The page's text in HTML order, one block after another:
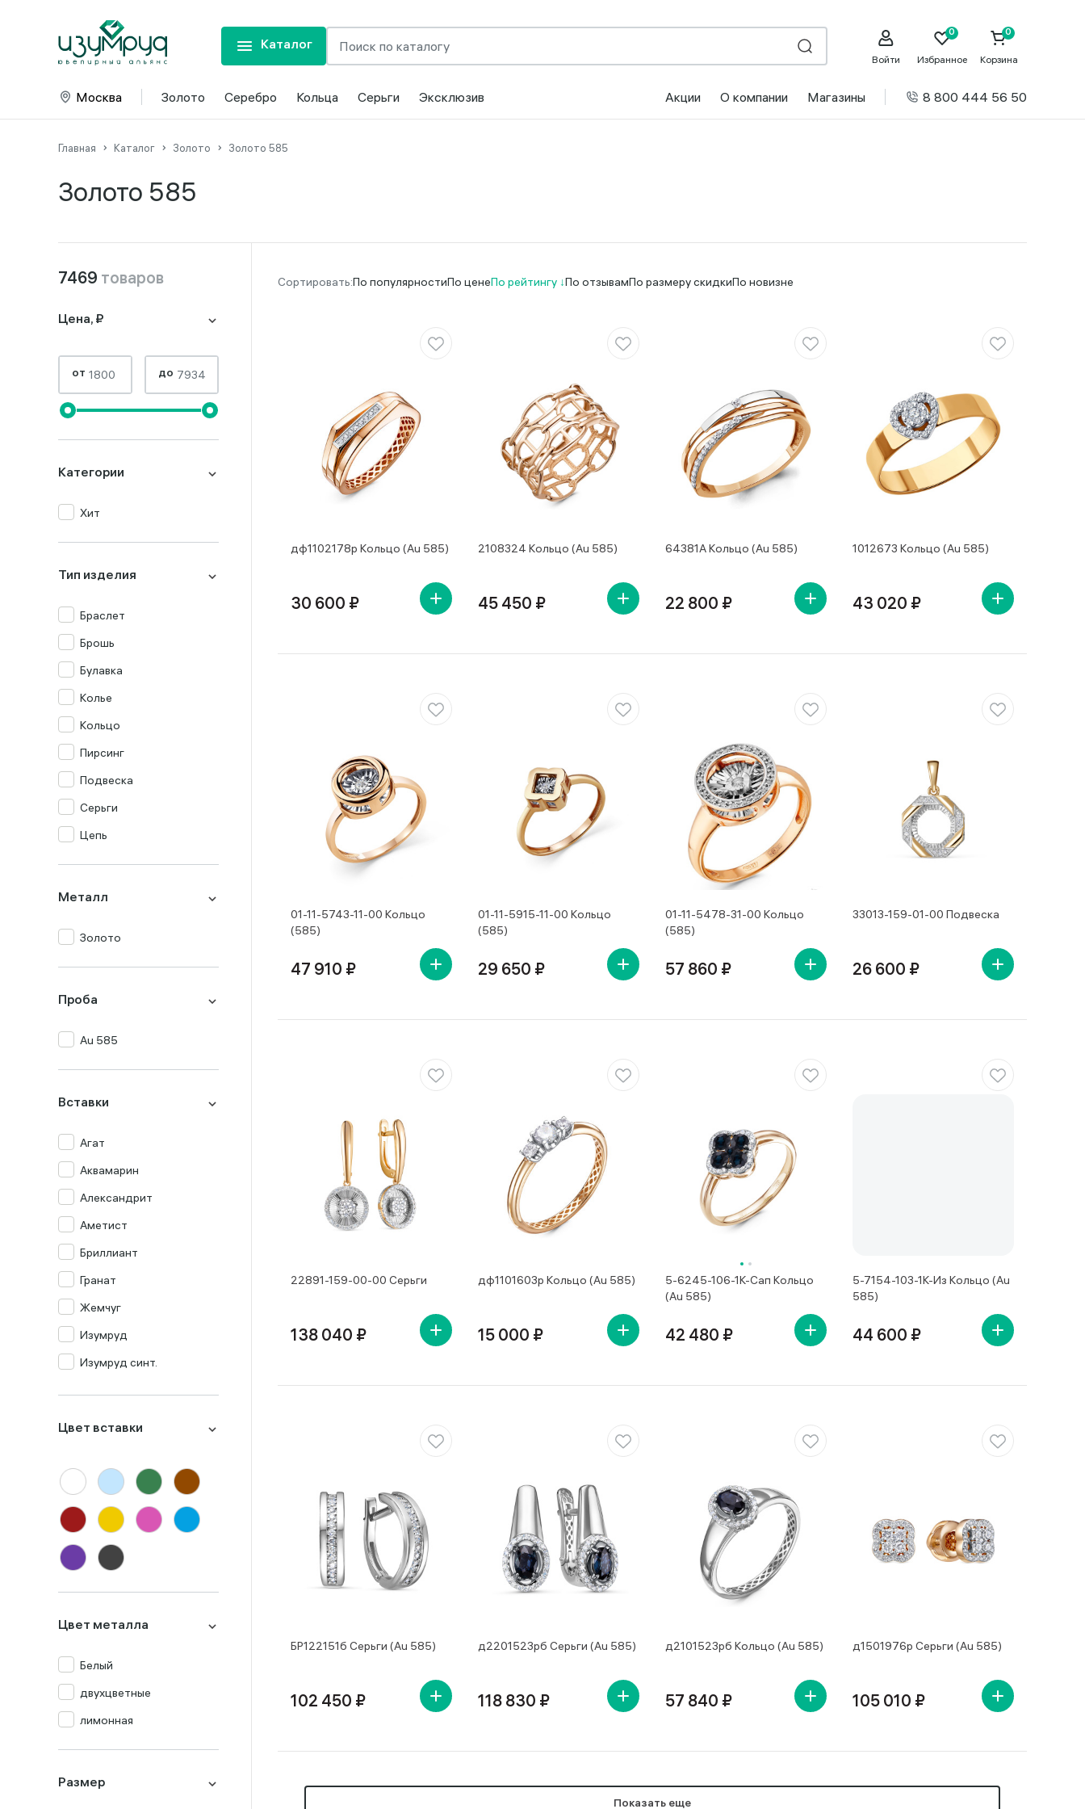
Каталог
Войти Избранное Корзина
Москва Золото Серебро Кольца Серьги Эксклюзив Акции О компании Магазины 8 800 444 56 50
Главная Каталог Золото Золото 585
Золото 585
7469 товаров
Цена, ₽
от до
Категории
Хит
Тип изделия
Браслет
Брошь
Булавка
Колье
Кольцо
Пирсинг
Подвеска
Серьги
Цепь
Металл
Золото
Проба
Au 585
Вставки
Агат
Аквамарин
Александрит
Аметист
Бриллиант
Гранат
Жемчуг
Изумруд
Изумруд синт.
Малахит
Миксы
Оникс
Перламутр
Родолит
Рубин
Сапфир
Топаз
Цвет вставки
Цвет металла
Белый
двухцветные
лимонная
Размер
По популярностиПо ценеПо рейтингу По отзывамПо размеру скидкиПо новизне
дф1102178р Кольцо (Au 585)
30 600 ₽
2108324 Кольцо (Au 585)
45 450 ₽
64381А Кольцо (Au 585)
22 800 ₽
1012673 Кольцо (Au 585)
43 020 ₽
01-11-5743-11-00 Кольцо
(585)
47 910 ₽
01-11-5915-11-00 Кольцо
(585)
29 650 ₽
01-11-5478-31-00 Кольцо
(585)
57 860 ₽
33013-159-01-00 Подвеска
26 600 ₽
22891-159-00-00 Серьги
138 040 ₽
дф1101603р Кольцо (Au 585)
15 000 ₽
5-6245-106-1К-Сап Кольцо
(Au 585)
42 480 ₽
5-7154-103-1К-Из Кольцо (Au
585)
44 600 ₽
БР122151б Серьги (Au 585)
102 450 ₽
д2201523рб Серьги (Au 585)
118 830 ₽
д2101523рб Кольцо (Au 585)
57 840 ₽
д1501976р Серьги (Au 585)
105 010 ₽
Показать еще